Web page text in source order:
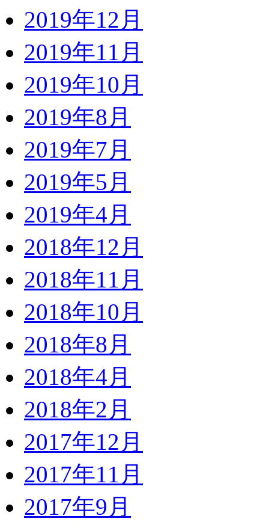
2019年12月
2019年11月
2019年10月
2019年8月
2019年7月
2019年5月
2019年4月
2018年12月
2018年11月
2018年10月
2018年8月
2018年4月
2018年2月
2017年12月
2017年11月
2017年9月